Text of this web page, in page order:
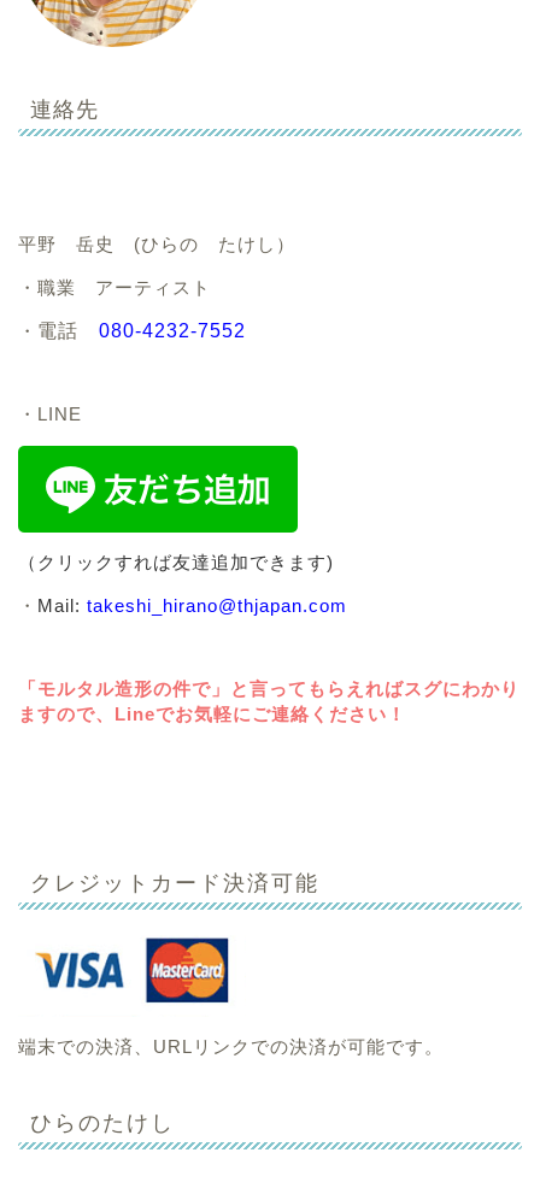
連絡先
平野 岳史 (ひらの たけし）
・職業 アーティスト
・ 電話 080-4232-7552
・LINE
（クリックすれば友達追加できます)
・ Mail: takeshi_hirano@thjapan.com
「モルタル造形の件で」と言ってもらえればスグにわかり
ますので、Lineでお気軽にご連絡ください！
クレジットカード決済可能
端末での決済、URLリンクでの決済が可能です。
ひらのたけし